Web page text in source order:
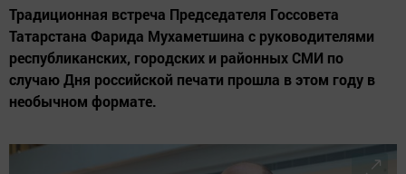
Традиционная встреча Председателя Госсовета
Татарстана Фарида Мухаметшина с руководителями
республиканских, городских и районных СМИ по
случаю Дня российской печати прошла в этом году в
необычном формате.